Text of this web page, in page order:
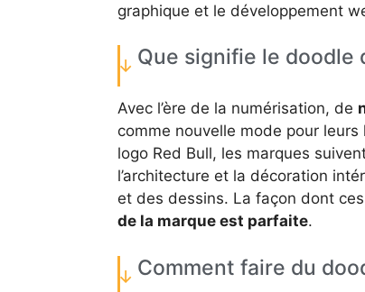
graphique et le développement
Que signifie le doodle
Avec l’ère de la numérisation, de
comme nouvelle mode pour
logo Red Bull, les marques
l’architecture et la décoration
et des dessins. La façon dont
de la marque est parfaite.
Comment faire du